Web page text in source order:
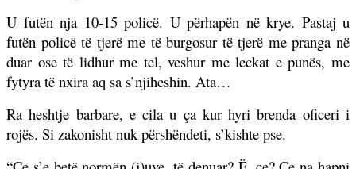
U futën nja 10-15 policë. U përhapën në krye. Pastaj u
futën policë të tjerë me të burgosur të tjerë me pranga në
duar ose të lidhur me tel, veshur me leckat e punës, me
fytyra të nxira aq sa s’njiheshin. Ata…
Ra heshtje barbare, e cila u ça kur hyri brenda oficeri i
rojës. Si zakonisht nuk përshëndeti, s’kishte pse.